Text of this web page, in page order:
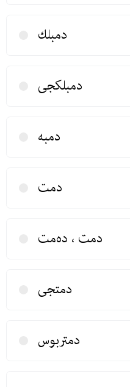
دمبلك
دمبلكجی
دمبه
دمت
دمت ، ده‌مت
دمتجی
دمتربوس